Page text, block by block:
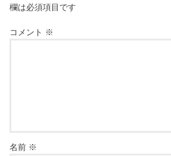
欄は必須項目です
コメント ※
名前 ※